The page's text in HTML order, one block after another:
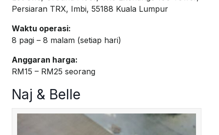
Persiaran TRX, Imbi, 55188 Kuala Lumpur
Waktu operasi:
8 pagi – 8 malam (setiap hari)
Anggaran harga:
RM15 – RM25 seorang
Naj & Belle